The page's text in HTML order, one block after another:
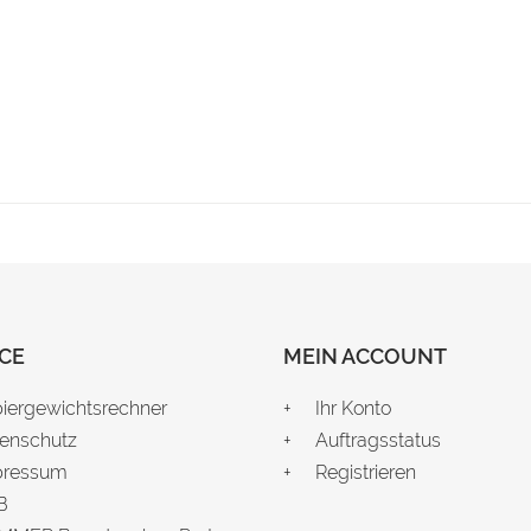
MEIN ACCOUNT
Ihr Konto
Auftragsstatus
Registrieren